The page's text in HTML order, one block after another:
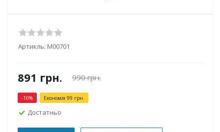
Артикль: М00701
891 грн. 990грн.
-10% Економія 99 грн.
Достатньо